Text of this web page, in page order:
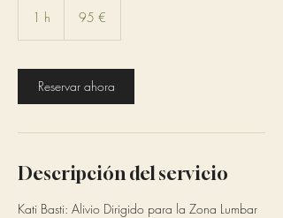
1 h 95 €
Reservar ahora
Descripción del servicio
Kati Basti: Alivio Dirigido para la Zona Lumbar